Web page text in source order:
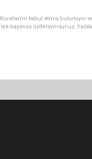
kabul etmiş bulunuyor
başınıza üstleniyorsunuz.